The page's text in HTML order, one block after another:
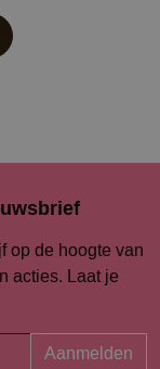
op de hoogte van
acties. Laat je
Aanmelden